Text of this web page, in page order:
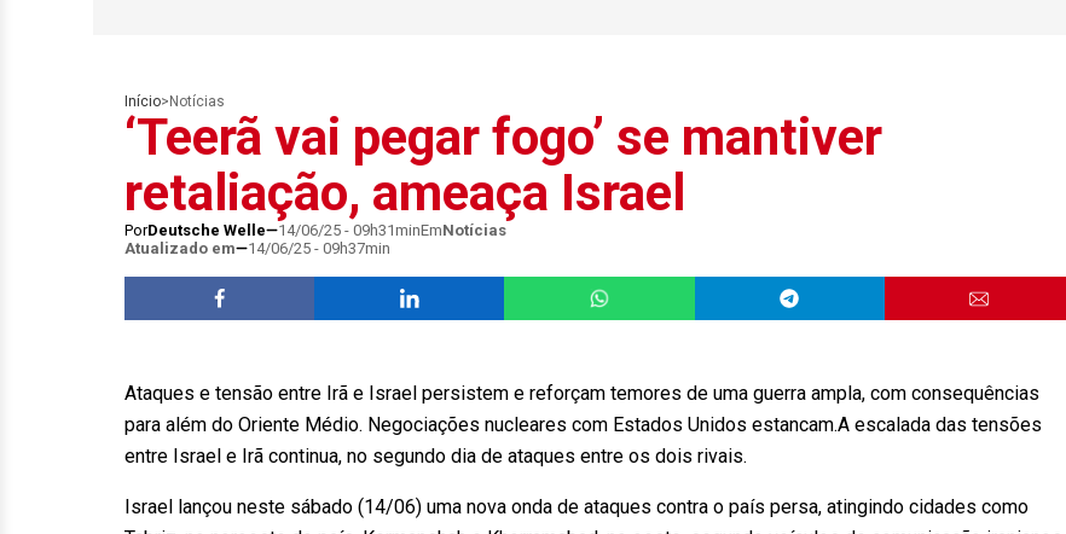
Início> Notícias
‘Teerã vai pegar fogo’ se mantiver
retaliação, ameaça Israel
PorDeutsche Welle 14/06/25 - 09h31minEmNotícias
Atualizado em
14/06/25 - 09h37min
Ataques e tensão entre Irã e Israel persistem e reforçam temores de uma guerra ampla, com consequências
para além do Oriente Médio. Negociações nucleares com Estados Unidos estancam.A escalada das tensões
entre Israel e Irã continua, no segundo dia de ataques entre os dois rivais.
Israel lançou neste sábado (14/06) uma nova onda de ataques contra o país persa, atingindo cidades como